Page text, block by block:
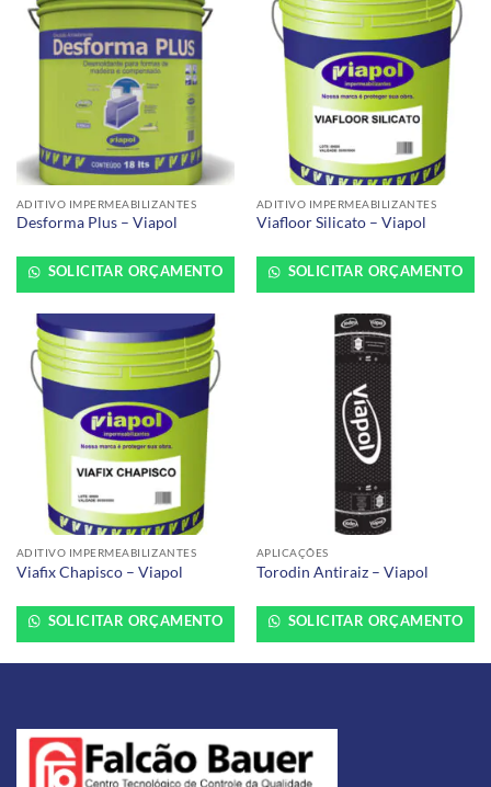
ADITIVO IMPERMEABILIZANTES
Desforma Plus – Viapol
SOLICITAR ORÇAMENTO
ADITIVO IMPERMEABILIZANTES
Viafloor Silicato – Viapol
SOLICITAR ORÇAMENTO
ADITIVO IMPERMEABILIZANTES
Viafix Chapisco – Viapol
SOLICITAR ORÇAMENTO
APLICAÇÕES
Torodin Antiraiz – Viapol
SOLICITAR ORÇAMENTO